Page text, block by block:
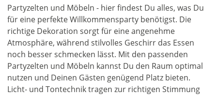
Partyzelten und Möbeln - hier findest Du alles, was Du
für eine perfekte Willkommensparty benötigst. Die
richtige Dekoration sorgt für eine angenehme
Atmosphäre, während stilvolles Geschirr das Essen
noch besser schmecken lässt. Mit den passenden
Partyzelten und Möbeln kannst Du den Raum optimal
nutzen und Deinen Gästen genügend Platz bieten.
Licht- und Tontechnik tragen zur richtigen Stimmung